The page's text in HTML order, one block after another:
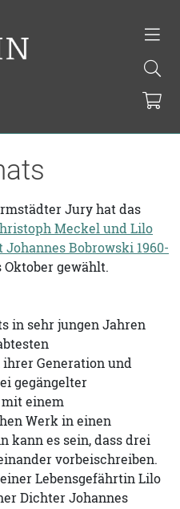
Jury hat das
Meckel und Lilo
Bobrowski 1960-
gewählt.
in sehr jungen Jahren
Generation und
gegängelter
einem
Werk in einen
kann es sein, dass drei
vorbeischreiben.
Lebensgefährtin Lilo
Dichter Johannes